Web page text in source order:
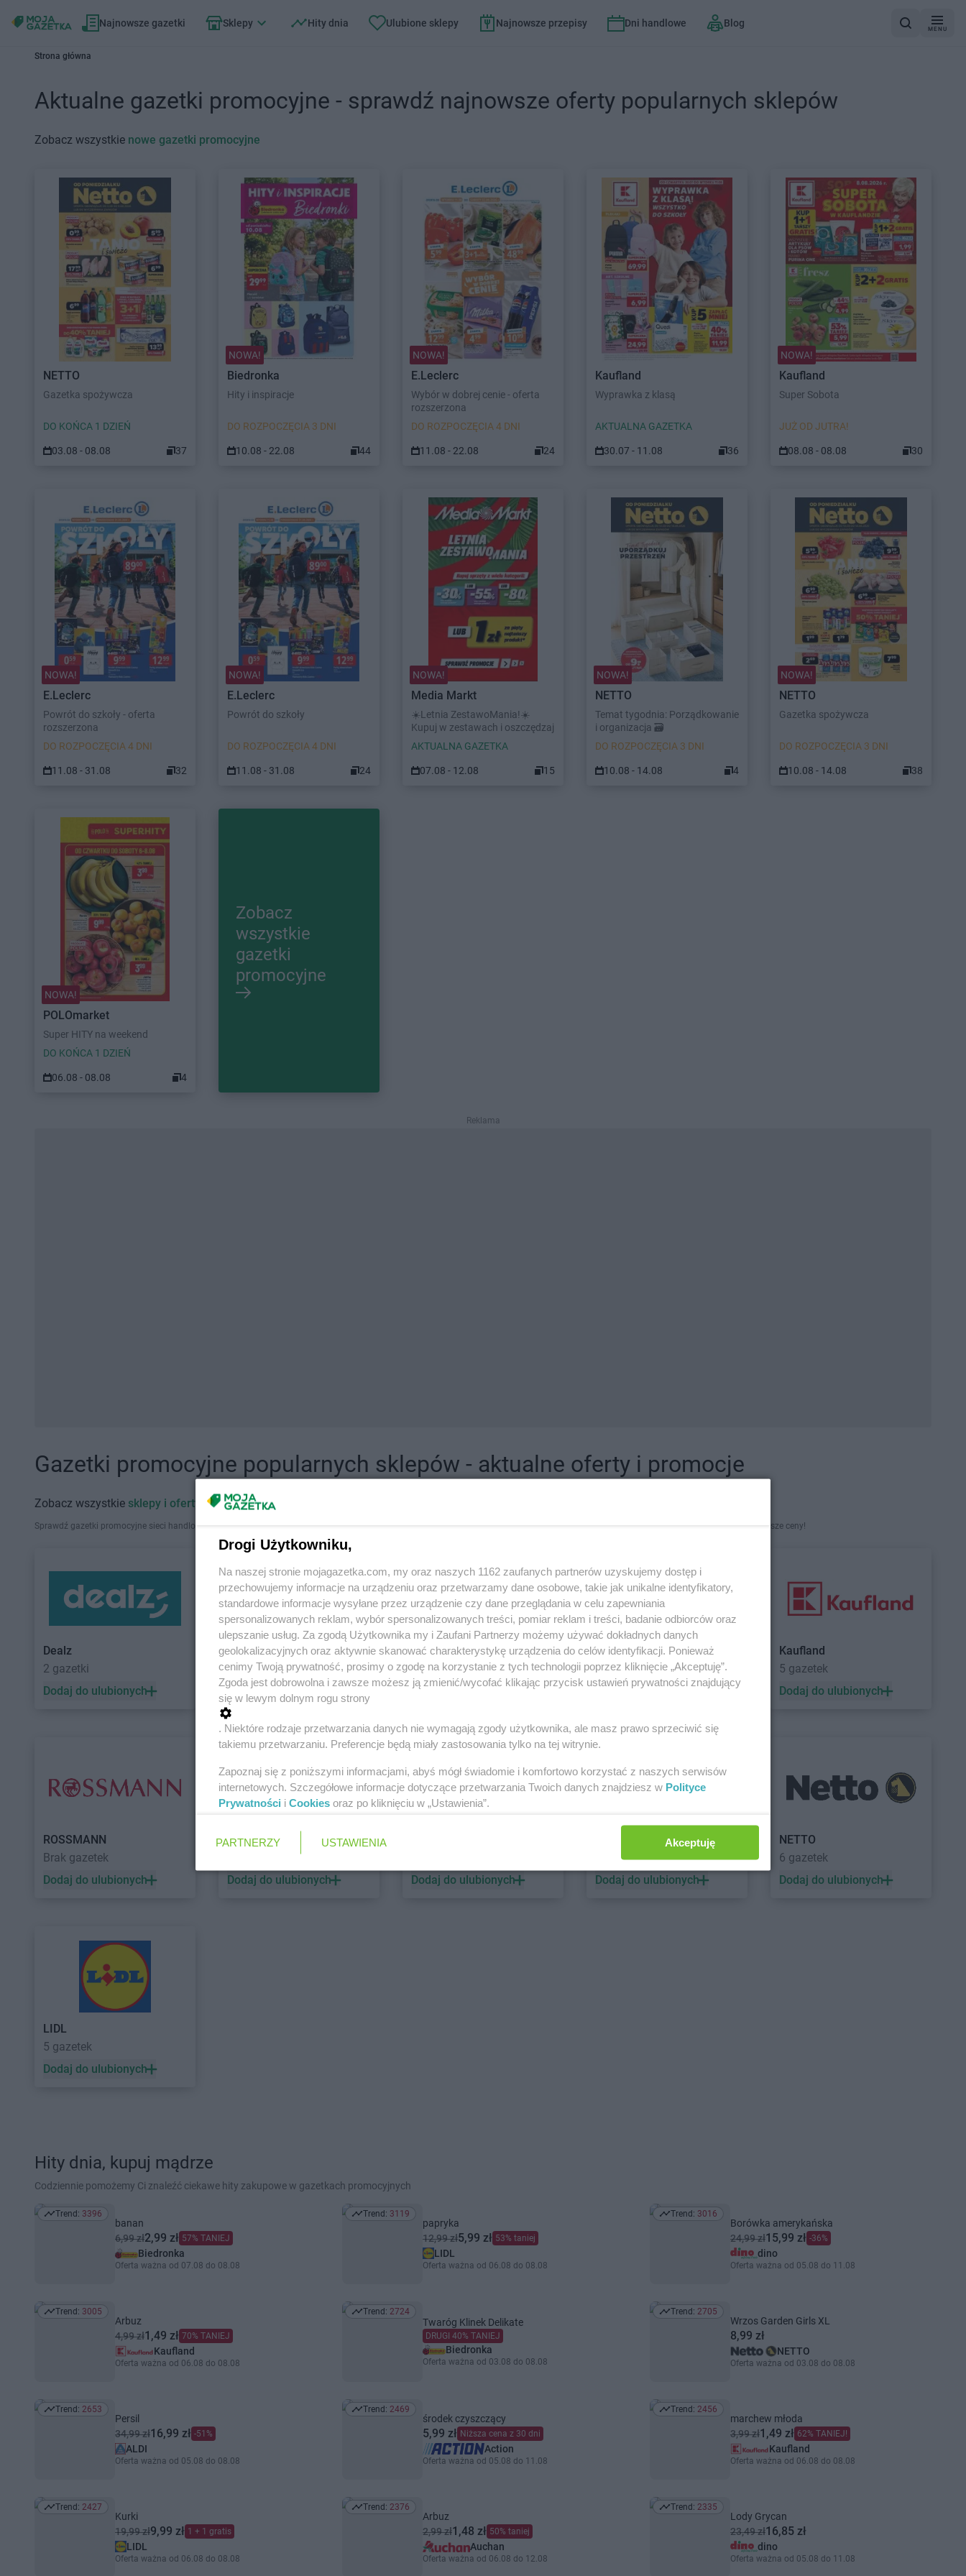
Najnowsze gazetki Sklepy Hity dnia Ulubione sklepy Najnowsze przepisy Dni handlowe Blog
MENU
Strona główna
Aktualne gazetki promocyjne - sprawdź najnowsze oferty popularnych sklepów
Zobacz wszystkie nowe gazetki promocyjne
NETTO
Gazetka spożywcza
DO KOŃCA 1 DZIEŃ
03.08 - 08.08 37
NOWA!
Biedronka
Hity i inspiracje
DO ROZPOCZĘCIA 3 DNI
10.08 - 22.08 44
NOWA!
E.Leclerc
Wybór w dobrej cenie - oferta
rozszerzona
DO ROZPOCZĘCIA 4 DNI
11.08 - 22.08 24
Kaufland
Wyprawka z klasą
AKTUALNA GAZETKA
30.07 - 11.08 36
NOWA!
Kaufland
Super Sobota
JUŻ OD JUTRA!
08.08 - 08.08 30
NOWA!
E.Leclerc
Powrót do szkoły - oferta
rozszerzona
DO ROZPOCZĘCIA 4 DNI
11.08 - 31.08 32
NOWA!
E.Leclerc
Powrót do szkoły
DO ROZPOCZĘCIA 4 DNI
11.08 - 31.08 24
NOWA!
Media Markt
☀️Letnia ZestawoMania!☀️
Kupuj w zestawach i oszczędzaj
AKTUALNA GAZETKA
07.08 - 12.08 15
NOWA!
NETTO
Temat tygodnia: Porządkowanie
i organizacja 🗃️
DO ROZPOCZĘCIA 3 DNI
10.08 - 14.08 4
NOWA!
NETTO
Gazetka spożywcza
DO ROZPOCZĘCIA 3 DNI
10.08 - 14.08 38
NOWA!
POLOmarket
Super HITY na weekend
DO KOŃCA 1 DZIEŃ
06.08 - 08.08 4
Zobacz
wszystkie
gazetki
promocyjne
Reklama
Gazetki promocyjne popularnych sklepów - aktualne oferty i promocje
Zobacz wszystkie sklepy i oferty promocyjne
Sprawdź gazetki promocyjne sieci handlowych, które działają w Polsce. Znajdziesz tutaj sklepy należące do lokalnych sieci oraz duże, znane super- i hipermarkety. Najlepsze promocje i najniższe ceny!
Dealz
2 gazetki
Dodaj do ulubionych
POLOmarket
11 gazetek
Dodaj do ulubionych
PEPCO
1 gazetka
Dodaj do ulubionych
dino
2 gazetki
Dodaj do ulubionych
Kaufland
5 gazetek
Dodaj do ulubionych
ROSSMANN
Brak gazetek
Dodaj do ulubionych
Auchan
Dodaj do ulubionych
Dodaj do ulubionych
12 gazetek
Dodaj do ulubionych
NETTO
6 gazetek
Dodaj do ulubionych
LIDL
5 gazetek
Dodaj do ulubionych
Hity dnia, kupuj mądrze
Codziennie pomożemy Ci znaleźć ciekawe hity zakupowe w gazetkach promocyjnych
Trend: 3396
Trend: 3396
banan
6,99 zł2,99 zł 57% TANIEJ
Biedronka
Oferta ważna od 07.08 do 08.08
Trend: 3119
Trend: 3119
papryka
12,99 zł5,99 zł 53% taniej
LIDL
Oferta ważna od 06.08 do 08.08
Trend: 3016
Trend: 3016
Borówka amerykańska
24,99 zł15,99 zł -36%
dino
Oferta ważna od 05.08 do 11.08
Trend: 3005
Trend: 3005
Arbuz
4,99 zł1,49 zł 70% TANIEJ
Kaufland
Oferta ważna od 06.08 do 08.08
Trend: 2724
Trend: 2724
Twaróg Klinek Delikate
DRUGI 40% TANIEJ
Biedronka
Oferta ważna od 03.08 do 08.08
Trend: 2705
Trend: 2705
Wrzos Garden Girls XL
8,99 zł
NETTO
Oferta ważna od 03.08 do 08.08
Trend: 2653
Trend: 2653
Persil
34,99 zł16,99 zł -51%
ALDI
Oferta ważna od 05.08 do 08.08
Trend: 2469
Trend: 2469
środek czyszczący
5,99 zł Niższa cena z 30 dni
Action
Oferta ważna od 05.08 do 11.08
Trend: 2456
Trend: 2456
marchew młoda
3,99 zł1,49 zł 62% TANIEJ!
Kaufland
Oferta ważna od 06.08 do 08.08
Trend: 2427
Trend: 2427
Kurki
19,99 zł9,99 zł 1 + 1 gratis
LIDL
Oferta ważna od 06.08 do 08.08
Trend: 2376
Trend: 2376
Arbuz
2,99 zł1,48 zł 50% taniej
Auchan
Oferta ważna od 06.08 do 12.08
Trend: 2335
Trend: 2335
Lody Grycan
23,49 zł16,85 zł
dino
Oferta ważna od 05.08 do 11.08
Drogi Użytkowniku,
Na naszej stronie mojagazetka.com, my oraz naszych 1162 zaufanych partnerów uzyskujemy dostęp i
przechowujemy informacje na urządzeniu oraz przetwarzamy dane osobowe, takie jak unikalne identyfikatory,
standardowe informacje wysyłane przez urządzenie czy dane przeglądania w celu zapewniania
spersonalizowanych reklam, wybór spersonalizowanych treści, pomiar reklam i treści, badanie odbiorców oraz
ulepszanie usług. Za zgodą Użytkownika my i Zaufani Partnerzy możemy używać dokładnych danych
geolokalizacyjnych oraz aktywnie skanować charakterystykę urządzenia do celów identyfikacji. Ponieważ
cenimy Twoją prywatność, prosimy o zgodę na korzystanie z tych technologii poprzez kliknięcie „Akceptuję”.
Zgoda jest dobrowolna i zawsze możesz ją zmienić/wycofać klikając przycisk ustawień prywatności znajdujący
się w lewym dolnym rogu strony
. Niektóre rodzaje przetwarzania danych nie wymagają zgody użytkownika, ale masz prawo sprzeciwić się
takiemu przetwarzaniu. Preferencje będą miały zastosowania tylko na tej witrynie.
Zapoznaj się z poniższymi informacjami, abyś mógł świadomie i komfortowo korzystać z naszych serwisów
internetowych. Szczegółowe informacje dotyczące przetwarzania Twoich danych znajdziesz w Polityce
Prywatności i Cookies oraz po kliknięciu w „Ustawienia”.
PARTNERZY USTAWIENIA Akceptuję